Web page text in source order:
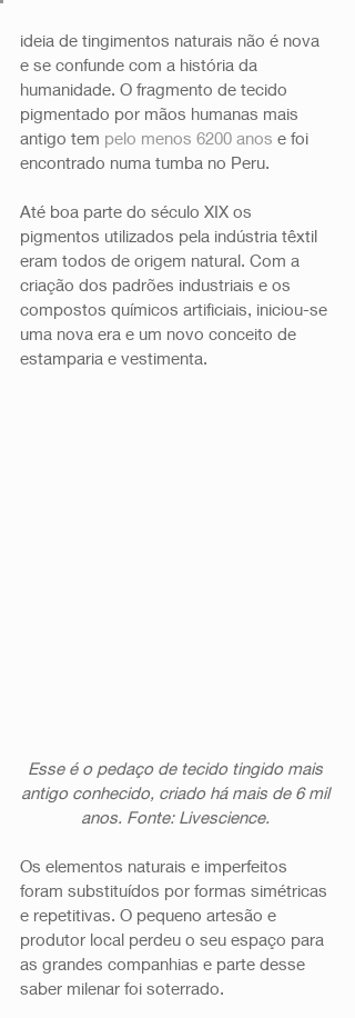
ideia de tingimentos naturais não é nova
e se confunde com a história da
humanidade. O fragmento de tecido
pigmentado por mãos humanas mais
antigo tem pelo menos 6200 anos e foi
encontrado numa tumba no Peru.
Até boa parte do século XIX os
pigmentos utilizados pela indústria têxtil
eram todos de origem natural. Com a
criação dos padrões industriais e os
compostos químicos artificiais, iniciou-se
uma nova era e um novo conceito de
estamparia e vestimenta.
Esse é o pedaço de tecido tingido mais
antigo conhecido, criado há mais de 6 mil
anos. Fonte: Livescience.
Os elementos naturais e imperfeitos
foram substituídos por formas simétricas
e repetitivas. O pequeno artesão e
produtor local perdeu o seu espaço para
as grandes companhias e parte desse
saber milenar foi soterrado.